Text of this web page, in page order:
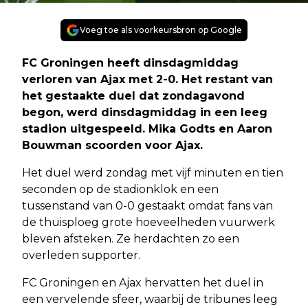
Voeg toe als voorkeursbron op Google
FC Groningen heeft dinsdagmiddag
verloren van Ajax met 2-0. Het restant van
het gestaakte duel dat zondagavond
begon, werd dinsdagmiddag in een leeg
stadion uitgespeeld. Mika Godts en Aaron
Bouwman scoorden voor Ajax.
Het duel werd zondag met vijf minuten en tien
seconden op de stadionklok en een
tussenstand van 0-0 gestaakt omdat fans van
de thuisploeg grote hoeveelheden vuurwerk
bleven afsteken. Ze herdachten zo een
overleden supporter.
FC Groningen en Ajax hervatten het duel in
een vervelende sfeer, waarbij de tribunes leeg